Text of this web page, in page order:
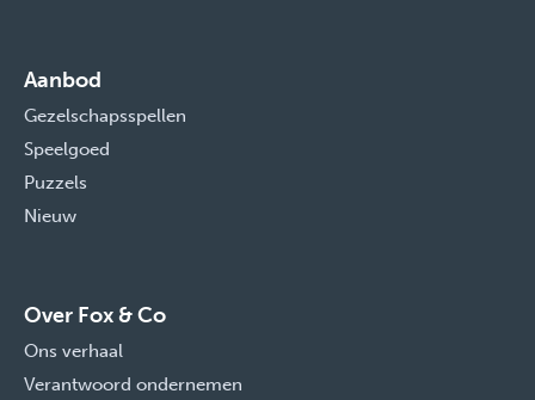
Aanbod
Gezelschapsspellen
Speelgoed
Puzzels
Nieuw
Over Fox & Co
Ons verhaal
Verantwoord ondernemen